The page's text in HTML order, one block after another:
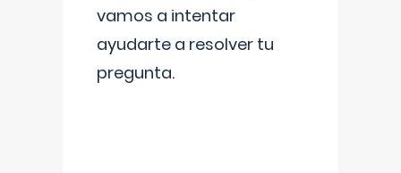
vamos a intentar
ayudarte a resolver tu
pregunta.